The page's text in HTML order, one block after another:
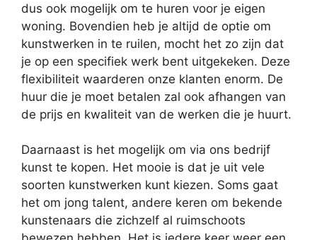
dus ook mogelijk om te huren voor je eigen
woning. Bovendien heb je altijd de optie om
kunstwerken in te ruilen, mocht het zo zijn dat
je op een specifiek werk bent uitgekeken. Deze
flexibiliteit waarderen onze klanten enorm. De
huur die je moet betalen zal ook afhangen van
de prijs en kwaliteit van de werken die je huurt.
Daarnaast is het mogelijk om via ons bedrijf
kunst te kopen. Het mooie is dat je uit vele
soorten kunstwerken kunt kiezen. Soms gaat
het om jong talent, andere keren om bekende
kunstenaars die zichzelf al ruimschoots